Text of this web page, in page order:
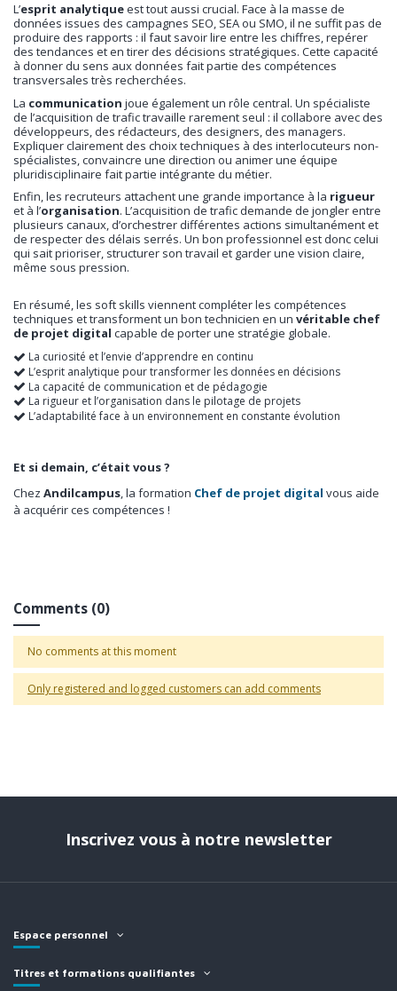
L’esprit analytiqueest tout aussi crucial. Face à la masse de
données issues des campagnes SEO, SEA ou SMO, il ne suffit pas de
produire des rapports : il faut savoir lire entre les chiffres, repérer
des tendances et en tirer des décisions stratégiques. Cette capacité
à donner du sens aux données fait partie des compétences
transversales très recherchées.
La communication joue également un rôle central. Un spécialiste
de l’acquisition de trafic travaille rarement seul : il collabore avec des
développeurs, des rédacteurs, des designers, des managers.
Expliquer clairement des choix techniques à des interlocuteurs non-
spécialistes, convaincre une direction ou animer une équipe
pluridisciplinaire fait partie intégrante du métier.
Enfin, les recruteurs attachent une grande importance à la rigueur
et à l’organisation. L’acquisition de trafic demande de jongler entre
plusieurs canaux, d’orchestrer différentes actions simultanément et
de respecter des délais serrés. Un bon professionnel est donc celui
qui sait prioriser, structurer son travail et garder une vision claire,
même sous pression.
En résumé, les soft skills viennent compléter les compétences
techniques et transforment un bon technicien en un véritable chef
de projet digital capable de porter une stratégie globale.
La curiosité et l’envie d’apprendre en continu
L’esprit analytique pour transformer les données en décisions
La capacité de communication et de pédagogie
La rigueur et l’organisation dans le pilotage de projets
L’adaptabilité face à un environnement en constante évolution
Et si demain, c’était vous ?
Chez Andilcampus , la formation Chef de projet digital vous aide
à acquérir ces compétences !
Comments (0)
No comments at this moment
Only registered and logged customers can add comments
Inscrivez vous à notre newsletter
Espace personnel
Titres et formations qualifiantes